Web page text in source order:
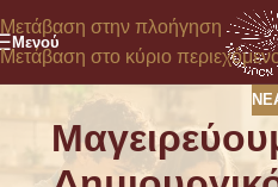
Μετάβαση στην πλοήγηση
Μετάβαση στο κύριο
Μενού